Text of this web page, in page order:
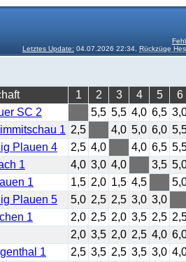
Letztes Update: 04.07.2026 22:34, Rückzüge
1 2 3 4 5 6
SC 2 5,5 5,5 4,0 6,5
1 2,5 4,0 5,0 6,0
Plauen 4 2,5 4,0 4,0 6,5
1 4,0 3,0 4,0 3,5
1 1,5 2,0 1,5 4,5
Plauen 5 5,0 2,5 2,5 3,0 3,0
1 2,0 2,5 2,0 3,5 2,5
2,0 3,5 2,0 2,5 4,0
1 2,5 3,5 2,5 3,5 3,0